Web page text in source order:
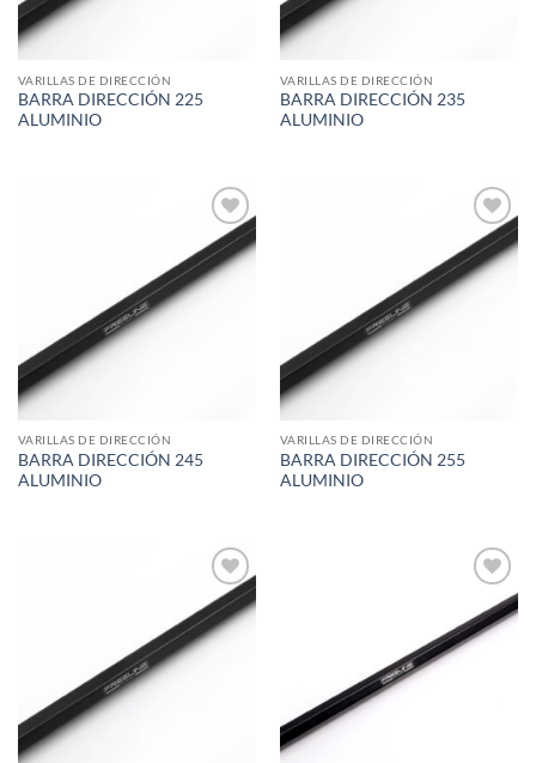
VARILLAS DE DIRECCIÓN
BARRA DIRECCIÓN 225
ALUMINIO
VARILLAS DE DIRECCIÓN
BARRA DIRECCIÓN 235
ALUMINIO
Add to
wishlist
VARILLAS DE DIRECCIÓN
BARRA DIRECCIÓN 245
ALUMINIO
Add to
wishlist
VARILLAS DE DIRECCIÓN
BARRA DIRECCIÓN 255
ALUMINIO
Add to
wishlist
Add to
wishlist